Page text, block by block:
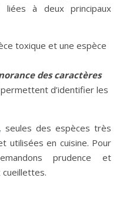
liées à deux principaux
toxique et une espèce
des caractères
d’identifier les
, seules des espèces très
utilisées en cuisine. Pour
prudence et